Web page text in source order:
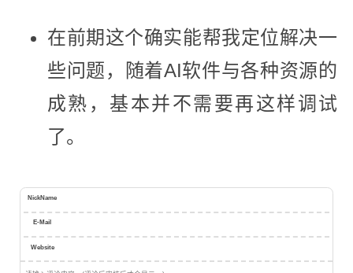
在前期这个确实能帮我定位解决一
些问题，随着AI软件与各种资源的
成熟，基本并不需要再这样调试
了。
NickName
E-Mail
Website